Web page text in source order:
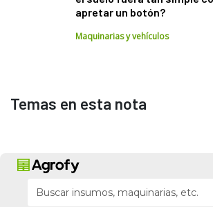
apretar un botón?
Maquinarias y vehículos
Temas en esta nota